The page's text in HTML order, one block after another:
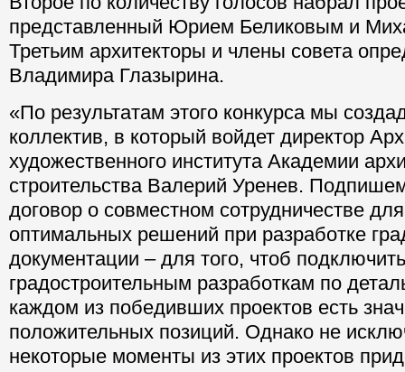
представленный Юрием Беликовым и
Третьим архитекторы и члены совета
Владимира Глазырина.
«По результатам этого конкурса мы
коллектив, в который войдет директор
художественного института Академии
строительства Валерий Уренев.
договор о совместном сотрудничестве
оптимальных решений при разработке
документации – для того, чтоб
градостроительным разработкам по
каждом из победивших проектов есть
положительных позиций. Однако не
некоторые моменты из этих проектов